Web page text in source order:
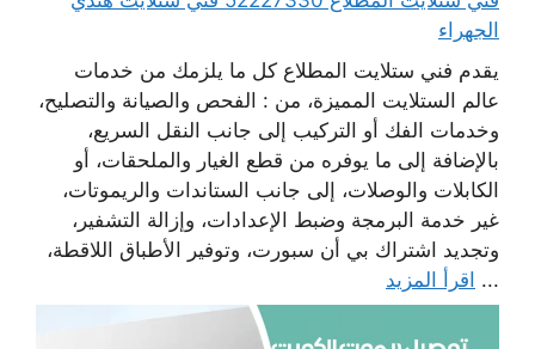
الجهراء
يقدم فني ستلايت المطلاع كل ما يلزمك من خدمات
عالم الستلايت المميزة، من : الفحص والصيانة والتصليح،
وخدمات الفك أو التركيب إلى جانب النقل السريع،
بالإضافة إلى ما يوفره من قطع الغيار والملحقات، أو
الكابلات والوصلات، إلى جانب الستاندات والريموتات،
غير خدمة البرمجة وضبط الإعدادات، وإزالة التشفير،
وتجديد اشتراك بي أن سبورت، وتوفير الأطباق اللاقطة،
... اقرأ المزيد